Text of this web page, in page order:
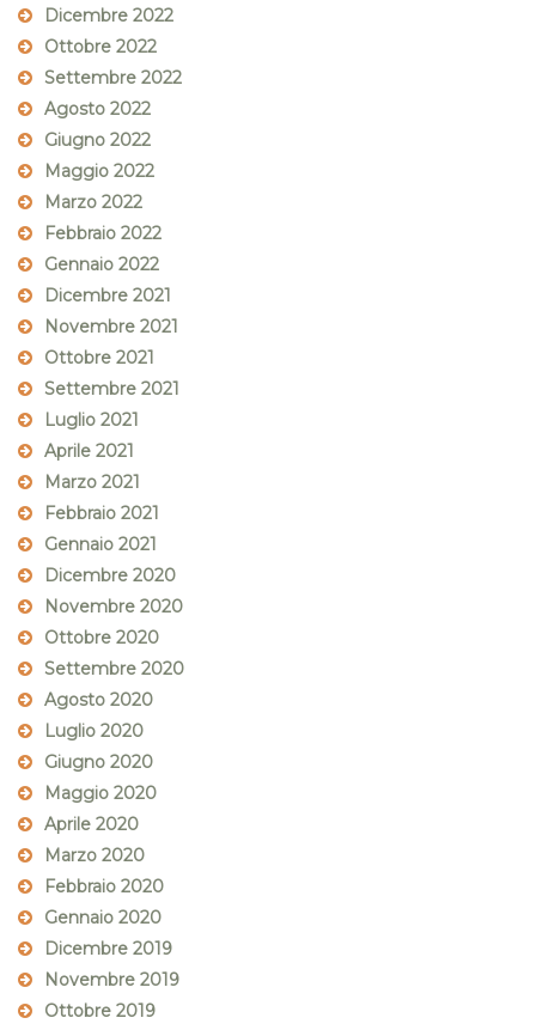
Dicembre 2022
Ottobre 2022
Settembre 2022
Agosto 2022
Giugno 2022
Maggio 2022
Marzo 2022
Febbraio 2022
Gennaio 2022
Dicembre 2021
Novembre 2021
Ottobre 2021
Settembre 2021
Luglio 2021
Aprile 2021
Marzo 2021
Febbraio 2021
Gennaio 2021
Dicembre 2020
Novembre 2020
Ottobre 2020
Settembre 2020
Agosto 2020
Luglio 2020
Giugno 2020
Maggio 2020
Aprile 2020
Marzo 2020
Febbraio 2020
Gennaio 2020
Dicembre 2019
Novembre 2019
Ottobre 2019